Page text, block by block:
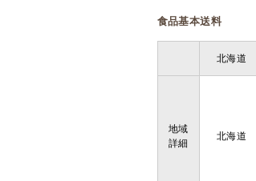
食品基本送
北海道
地域
詳細
北海道